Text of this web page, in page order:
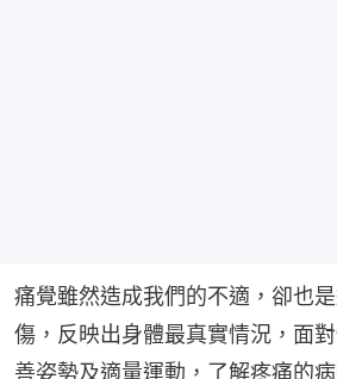
痛覺雖然造成我們的不適，卻也
傷，反映出身體最真實情況，面
善姿勢及適量運動，了解疼痛的病